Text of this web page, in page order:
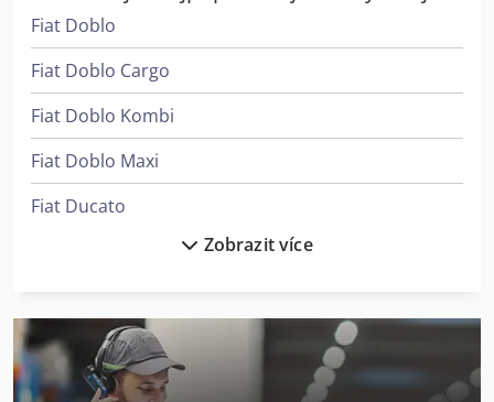
3516190575 (také WhatsApp)
Fiat Doblo
Fiat Doblo Cargo
Fiat Doblo Kombi
Fiat Doblo Maxi
Fiat Ducato
Fiat Fiorino
Fiat Scudo
Zobrazit více